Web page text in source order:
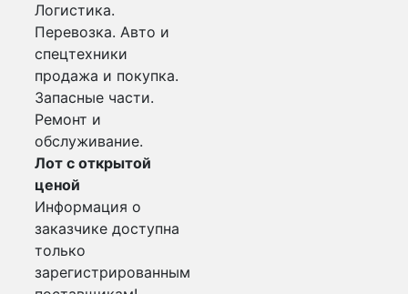
Логистика.
Перевозка. Авто и
спецтехники
продажа и покупка.
Запасные части.
Ремонт и
обслуживание.
Лот с открытой
ценой
Информация о
заказчике доступна
только
зарегистрированным